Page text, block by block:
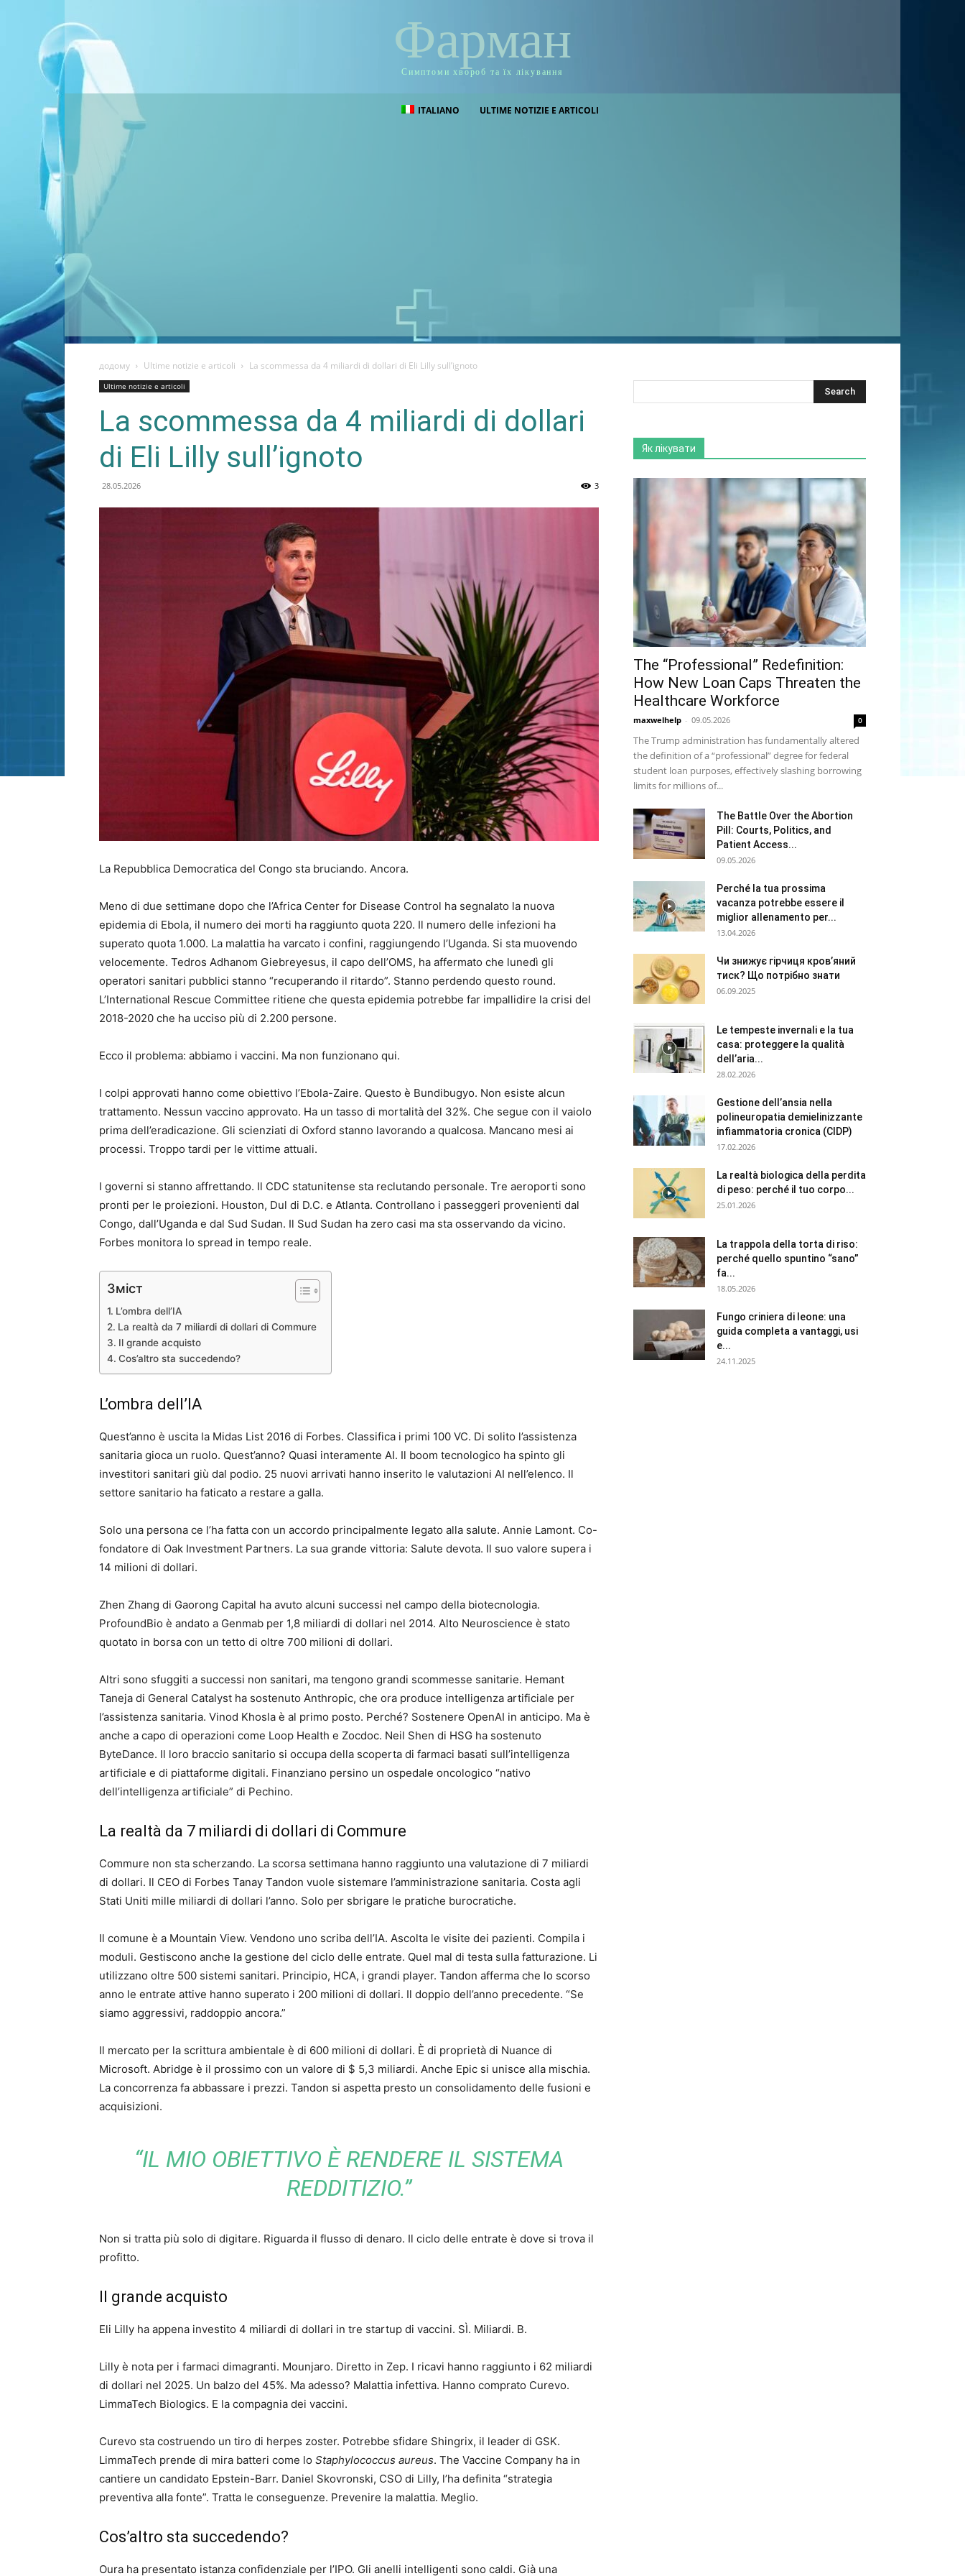
Фарман
Симптоми хвороб та їх лікування
ITALIANO ULTIME NOTIZIE E ARTICOLI
додому Ultime notizie e articoli La scommessa da 4 miliardi di dollari di Eli Lilly sull’ignoto
Ultime notizie e articoli
La scommessa da 4 miliardi di dollari
di Eli Lilly sull’ignoto
28.05.2026 3
La Repubblica Democratica del Congo sta bruciando. Ancora.
Meno di due settimane dopo che l’Africa Center for Disease Control ha segnalato la nuova
epidemia di Ebola, il numero dei morti ha raggiunto quota 220. Il numero delle infezioni ha
superato quota 1.000. La malattia ha varcato i confini, raggiungendo l’Uganda. Si sta muovendo
velocemente. Tedros Adhanom Giebreyesus, il capo dell’OMS, ha affermato che lunedì gli
operatori sanitari pubblici stanno “recuperando il ritardo”. Stanno perdendo questo round.
L’International Rescue Committee ritiene che questa epidemia potrebbe far impallidire la crisi del
2018-2020 che ha ucciso più di 2.200 persone.
Ecco il problema: abbiamo i vaccini. Ma non funzionano qui.
I colpi approvati hanno come obiettivo l’Ebola-Zaire. Questo è Bundibugyo. Non esiste alcun
trattamento. Nessun vaccino approvato. Ha un tasso di mortalità del 32%. Che segue con il vaiolo
prima dell’eradicazione. Gli scienziati di Oxford stanno lavorando a qualcosa. Mancano mesi ai
processi. Troppo tardi per le vittime attuali.
I governi si stanno affrettando. Il CDC statunitense sta reclutando personale. Tre aeroporti sono
pronti per le proiezioni. Houston, Dul di D.C. e Atlanta. Controllano i passeggeri provenienti dal
Congo, dall’Uganda e dal Sud Sudan. Il Sud Sudan ha zero casi ma sta osservando da vicino.
Forbes monitora lo spread in tempo reale.
Зміст
L’ombra dell’IA
La realtà da 7 miliardi di dollari di Commure
Il grande acquisto
Cos’altro sta succedendo?
L’ombra dell’IA
Quest’anno è uscita la Midas List 2016 di Forbes. Classifica i primi 100 VC. Di solito l’assistenza
sanitaria gioca un ruolo. Quest’anno? Quasi interamente AI. Il boom tecnologico ha spinto gli
investitori sanitari giù dal podio. 25 nuovi arrivati ​​hanno inserito le valutazioni AI nell’elenco. Il
settore sanitario ha faticato a restare a galla.
Solo una persona ce l’ha fatta con un accordo principalmente legato alla salute. Annie Lamont. Co-
fondatore di Oak Investment Partners. La sua grande vittoria: Salute devota. Il suo valore supera i
14 milioni di dollari.
Zhen Zhang di Gaorong Capital ha avuto alcuni successi nel campo della biotecnologia.
ProfoundBio è andato a Genmab per 1,8 miliardi di dollari nel 2014. Alto Neuroscience è stato
quotato in borsa con un tetto di oltre 700 milioni di dollari.
Altri sono sfuggiti a successi non sanitari, ma tengono grandi scommesse sanitarie. Hemant
Taneja di General Catalyst ha sostenuto Anthropic, che ora produce intelligenza artificiale per
l’assistenza sanitaria. Vinod Khosla è al primo posto. Perché? Sostenere OpenAI in anticipo. Ma è
anche a capo di operazioni come Loop Health e Zocdoc. Neil Shen di HSG ha sostenuto
ByteDance. Il loro braccio sanitario si occupa della scoperta di farmaci basati sull’intelligenza
artificiale e di piattaforme digitali. Finanziano persino un ospedale oncologico “nativo
dell’intelligenza artificiale” di Pechino.
La realtà da 7 miliardi di dollari di Commure
Commure non sta scherzando. La scorsa settimana hanno raggiunto una valutazione di 7 miliardi
di dollari. Il CEO di Forbes Tanay Tandon vuole sistemare l’amministrazione sanitaria. Costa agli
Stati Uniti mille miliardi di dollari l’anno. Solo per sbrigare le pratiche burocratiche.
Il comune è a Mountain View. Vendono uno scriba dell’IA. Ascolta le visite dei pazienti. Compila i
moduli. Gestiscono anche la gestione del ciclo delle entrate. Quel mal di testa sulla fatturazione. Li
utilizzano oltre 500 sistemi sanitari. Principio, HCA, i grandi player. Tandon afferma che lo scorso
anno le entrate attive hanno superato i 200 milioni di dollari. Il doppio dell’anno precedente. “Se
siamo aggressivi, raddoppio ancora.”
Il mercato per la scrittura ambientale è di 600 milioni di dollari. È di proprietà di Nuance di
Microsoft. Abridge è il prossimo con un valore di $ 5,3 miliardi. Anche Epic si unisce alla mischia.
La concorrenza fa abbassare i prezzi. Tandon si aspetta presto un consolidamento delle fusioni e
acquisizioni.
“IL MIO OBIETTIVO È RENDERE IL SISTEMA
REDDITIZIO.”
Non si tratta più solo di digitare. Riguarda il flusso di denaro. Il ciclo delle entrate è dove si trova il
profitto.
Il grande acquisto
Eli Lilly ha appena investito 4 miliardi di dollari in tre startup di vaccini. SÌ. Miliardi. B.
Lilly è nota per i farmaci dimagranti. Mounjaro. Diretto in Zep. I ricavi hanno raggiunto i 62 miliardi
di dollari nel 2025. Un balzo del 45%. Ma adesso? Malattia infettiva. Hanno comprato Curevo.
LimmaTech Biologics. E la compagnia dei vaccini.
Curevo sta costruendo un tiro di herpes zoster. Potrebbe sfidare Shingrix, il leader di GSK.
LimmaTech prende di mira batteri come lo Staphylococcus aureus. The Vaccine Company ha in
cantiere un candidato Epstein-Barr. Daniel Skovronski, CSO di Lilly, l’ha definita “strategia
preventiva alla fonte”. Tratta le conseguenze. Prevenire la malattia. Meglio.
Cos’altro sta succedendo?
Oura ha presentato istanza confidenziale per l’IPO. Gli anelli intelligenti sono caldi. Già una
Як лікувати
The “Professional” Redefinition:
How New Loan Caps Threaten the
Healthcare Workforce
maxwelhelp - 09.05.2026 0
The Trump administration has fundamentally altered
the definition of a “professional” degree for federal
student loan purposes, effectively slashing borrowing
limits for millions of...
The Battle Over the Abortion
Pill: Courts, Politics, and
Patient Access...
09.05.2026
Perché la tua prossima
vacanza potrebbe essere il
miglior allenamento per...
13.04.2026
Чи знижує гірчиця кров’яний
тиск? Що потрібно знати
06.09.2025
Le tempeste invernali e la tua
casa: proteggere la qualità
dell’aria...
28.02.2026
Gestione dell’ansia nella
polineuropatia demielinizzante
infiammatoria cronica (CIDP)
17.02.2026
La realtà biologica della perdita
di peso: perché il tuo corpo...
25.01.2026
La trappola della torta di riso:
perché quello spuntino “sano”
fa...
18.05.2026
Fungo criniera di leone: una
guida completa a vantaggi, usi
e...
24.11.2025